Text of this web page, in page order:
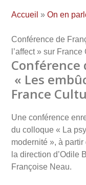
Accueil » On en
Conférence de
l’affect » sur France
Conférence
« Les
France
Une conférence
du colloque « La
modernité », à
la direction d’Odile
Françoise Neau.